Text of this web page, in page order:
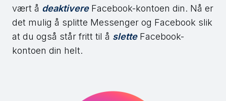
vært å deaktivereFacebook-kontoen din. Nå er
det mulig å splitte Messenger og Facebook slik
at du også står fritt til å sletteFacebook-
kontoen din helt.